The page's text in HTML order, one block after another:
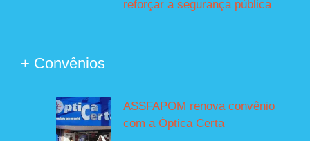
reforçar a segurança pública
+ Convênios
ASSFAPOM renova convênio
com a Óptica Certa